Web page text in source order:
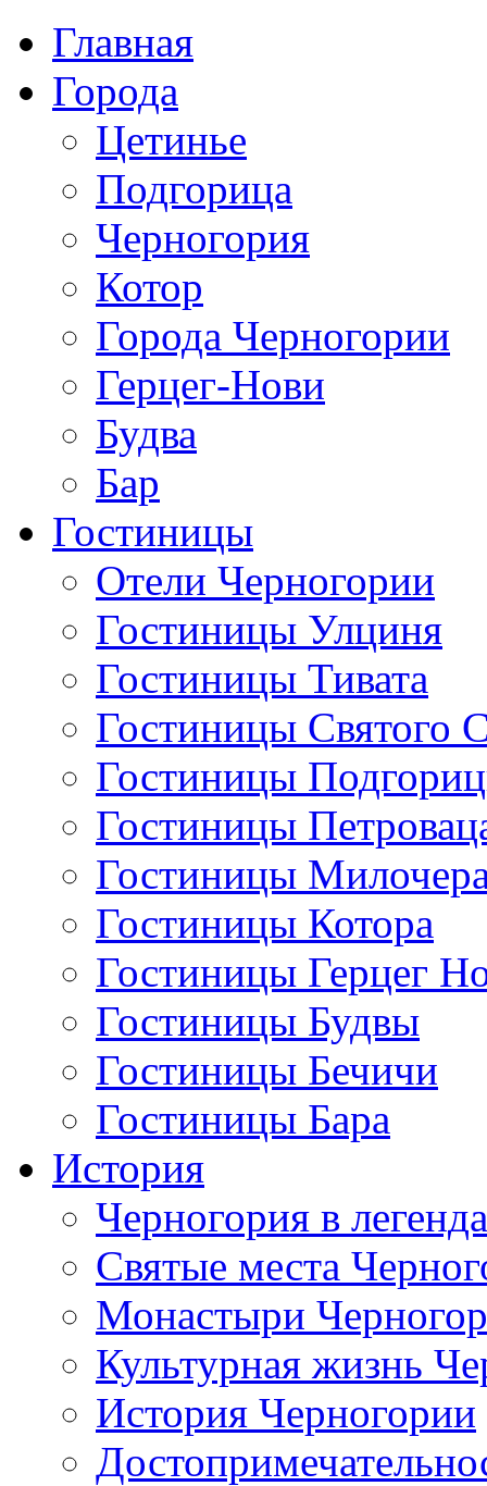
Главная
Города
Цетинье
Подгорица
Черногория
Котор
Города Черногории
Герцег-Нови
Будва
Бар
Гостиницы
Отели Черногории
Гостиницы Улциня
Гостиницы Тивата
Гостиницы Святого
Гостиницы
Гостиницы
Гостиницы
Гостиницы Котора
Гостиницы Герцег
Гостиницы Будвы
Гостиницы Бечичи
Гостиницы Бара
История
Черногория в
Святые места
Монастыри
Культурная жизнь
История Черногории